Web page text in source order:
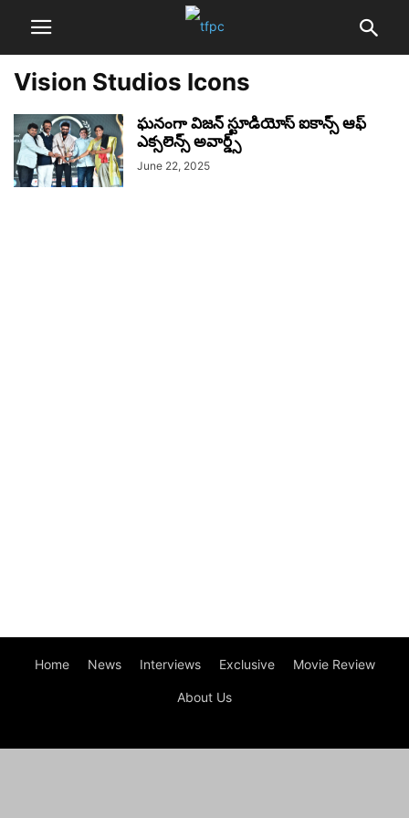
Vision Studios Icons
ఘనంగా విజన్ స్టూడియోస్ ఐకాన్స్ ఆఫ్
ఎక్సలెన్స్ అవార్డ్స్
June 22, 2025
Home News Interviews Exclusive Movie Review
About Us